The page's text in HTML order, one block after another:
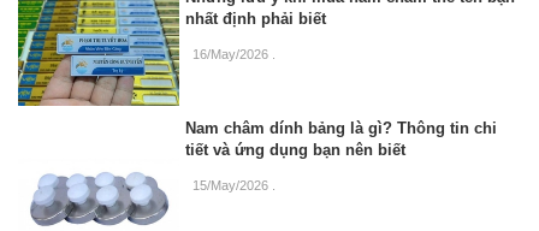
nhất định phải biết
16/May/2026
Nam châm dính bảng là gì? Thông tin chi
tiết và ứng dụng bạn nên biết
15/May/2026